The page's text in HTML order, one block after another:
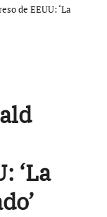
de EEUU: ‘La
‘La